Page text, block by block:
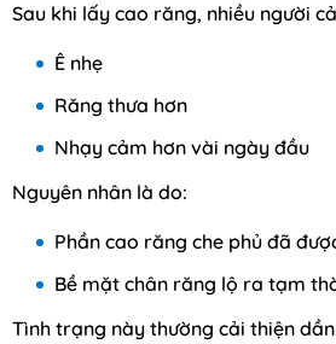
Sau khi lấy cao răng, nhiều người
Ê nhẹ
Răng thưa hơn
Nhạy cảm hơn vài ngày đầu
Nguyên nhân là do:
Phần cao răng che phủ đã
Bề mặt chân răng lộ ra tạm
Tình trạng này thường cải thiện